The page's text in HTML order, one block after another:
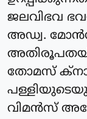
ജലവിഭവ
അഡ്വ.
തോമസ്
വിമന്‍സ്